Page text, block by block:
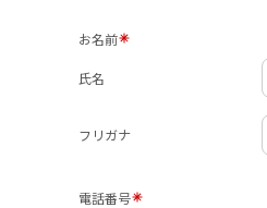
お名前
氏名
フリガナ
電話番号